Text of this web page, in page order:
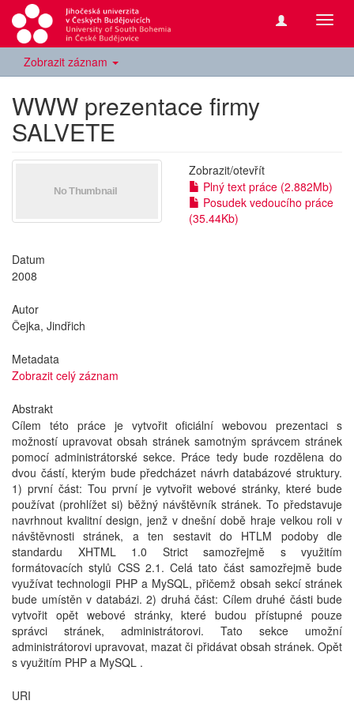
Zobrazit záznam
WWW prezentace firmy
SALVETE
Zobrazit/otevřít
Plný text práce (2.882Mb)
Posudek vedoucího práce
(35.44Kb)
Datum
2008
Autor
Čejka, Jindřich
Metadata
Zobrazit celý záznam
Abstrakt
Cílem této práce je vytvořit oficiální webovou prezentaci s
možností upravovat obsah stránek samotným správcem stránek
pomocí administrátorské sekce. Práce tedy bude rozdělena do
dvou částí, kterým bude předcházet návrh databázové struktury.
1) první část: Tou první je vytvořit webové stránky, které bude
používat (prohlížet si) běžný návštěvník stránek. To představuje
navrhnout kvalitní design, jenž v dnešní době hraje velkou roli v
návštěvnosti stránek, a ten sestavit do HTLM podoby dle
standardu XHTML 1.0 Strict samozřejmě s využitím
formátovacích stylů CSS 2.1. Celá tato část samozřejmě bude
využívat technologii PHP a MySQL, přičemž obsah sekcí stránek
bude umístěn v databázi. 2) druhá část: Cílem druhé části bude
vytvořit opět webové stránky, které budou přístupné pouze
správci stránek, administrátorovi. Tato sekce umožní
administrátorovi upravovat, mazat či přidávat obsah stránek. Opět
s využitím PHP a MySQL .
URI